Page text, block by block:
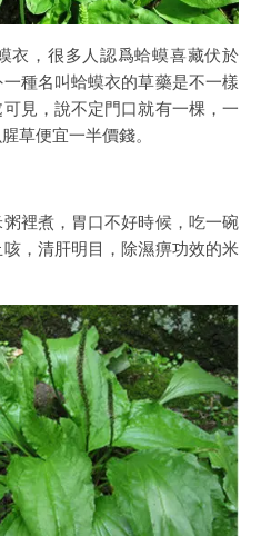
衣，很多人認爲蛤蟆喜藏伏於
種名叫蛤蟆衣的草藥是不一樣
見，說不定門口就有一棵，一
草便宜一半價錢。
裡煮，胃口不好時候，吃一碗
，清肝明目，除濕痹功效的米